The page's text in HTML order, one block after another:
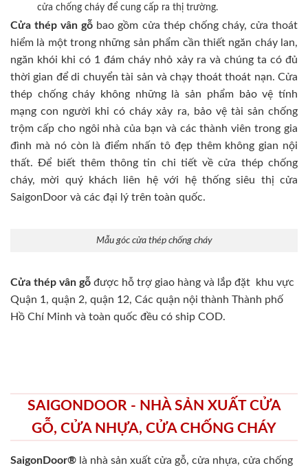
cửa chống cháy để cung cấp ra thị trường.
Cửa thép vân gỗ bao gồm cửa thép chống cháy, cửa thoát
hiểm là một trong những sản phẩm cần thiết ngăn cháy lan,
ngăn khói khi có 1 đám cháy nhỏ xảy ra và chúng ta có đủ
thời gian để di chuyển tài sản và chạy thoát thoát nạn. Cửa
thép chống cháy không những là sản phẩm bảo vệ tính
mạng con người khi có cháy xảy ra, bảo vệ tài sản chống
trộm cấp cho ngôi nhà của bạn và các thành viên trong gia
đình mà nó còn là điểm nhấn tô đẹp thêm không gian nội
thất. Để biết thêm thông tin chi tiết về cửa thép chống
cháy, mời quý khách liên hệ với hệ thống siêu thị cửa
SaigonDoor và các đại lý trên toàn quốc.
Mẫu góc cửa thép chống cháy
Cửa thép vân gỗ được hỗ trợ giao hàng và lắp đặt khu vực
Quận 1, quận 2, quận 12, Các quận nội thành Thành phố
Hồ Chí Minh và toàn quốc đều có ship COD.
SAIGONDOOR - NHÀ SẢN XUẤT CỬA
GỖ, CỬA NHỰA, CỬA CHỐNG CHÁY
SaigonDoor® là nhà sản xuất cửa gỗ, cửa nhựa, cửa chống